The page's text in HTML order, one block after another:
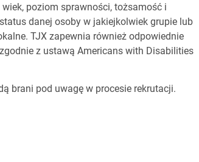
wiek, poziom sprawności, tożsamość i
danej osoby w jakiejkolwiek grupie lub
TJX zapewnia również odpowiednie
z ustawą Americans with Disabilities
brani pod uwagę w procesie rekrutacji.